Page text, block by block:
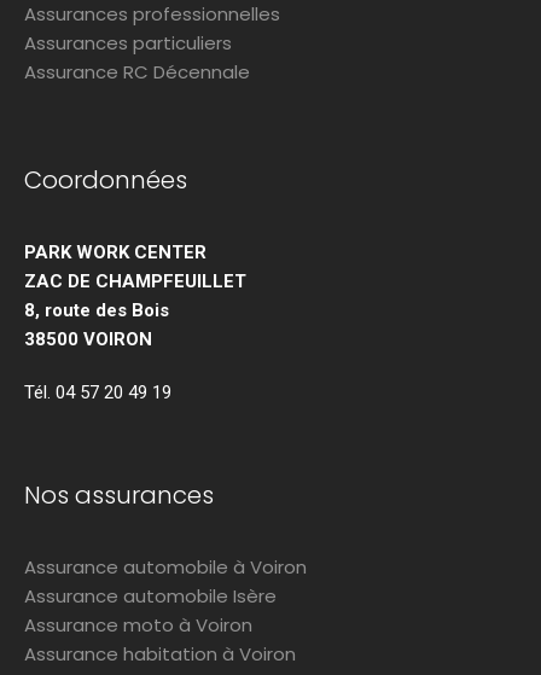
Assurances professionnelles
Assurances particuliers
Assurance RC Décennale
Coordonnées
PARK WORK CENTER
ZAC DE CHAMPFEUILLET
8, route des Bois
38500 VOIRON
Tél. 04 57 20 49 19
Nos assurances
Assurance automobile à Voiron
Assurance automobile Isère
Assurance moto à Voiron
Assurance habitation à Voiron